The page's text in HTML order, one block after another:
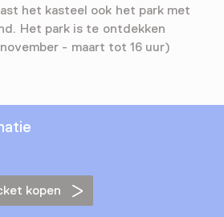
het kasteel ook het park met
Het park is te ontdekken
- maart tot 16 uur)
kopen